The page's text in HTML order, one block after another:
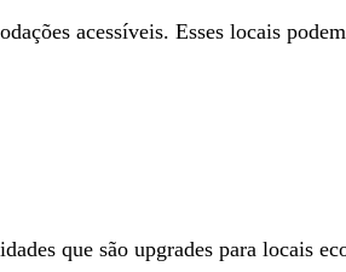
acessíveis. Esses locais
que são upgrades para locais